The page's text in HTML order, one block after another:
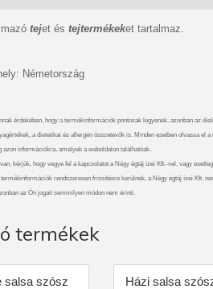
tejet és tejtermékeket tartalmaz.
Németország
érdekében, hogy a termékinformációk pontosak legyenek, azonban az
a dietetikai és allergén összetevők is. Minden esetben olvassa el
azon információkra, amelyek a weboldalon találhatóak.
kérjük, hogy vegye fel a kapcsolatot a Négy égtáj ízei Kft.-vel, vagy
termékinformációk rendszeresen frissítésre kerülnek, a Négy égtáj ízei Kft.
az Ön jogait semmilyen módon nem érinti.
termékek
salsa szósz
Házi salsa